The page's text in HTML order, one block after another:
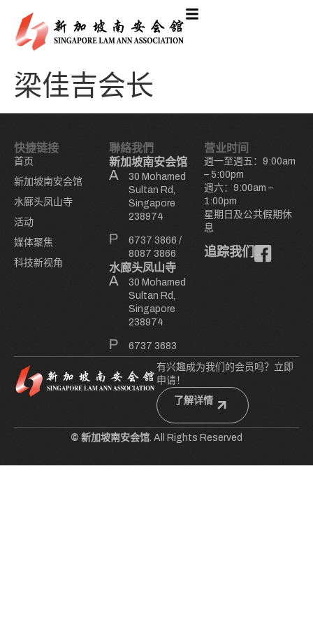
梁佳吉会长
快捷链接
首页
新加坡南安会馆
水廊头凤山寺
活动
媒体聚焦
科技新视角
聯絡我們
新加坡南安会馆
30 Mohamed
Sultan Rd,
Singapore
238974
6737 3866 /
8087 3866
水廊头凤山寺
30 Mohamed
Sultan Rd,
Singapore
238974
6737 3683
营业时间
週一至週五：9:00am
– 5:00pm
週六：9:00am –
1:00pm
星期日及公共假期休
息
追踪我们
有兴趣成为我们的会员吗？立即
申请！
了解详情
© 新加坡南安会馆. All Rights Reserved